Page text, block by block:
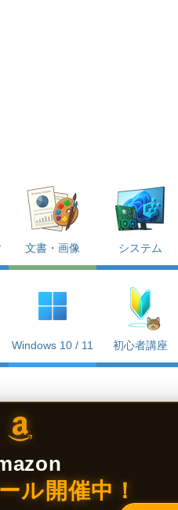
文書・画像 システム
Windows 10 / 11 初心者講座
ル開催中！